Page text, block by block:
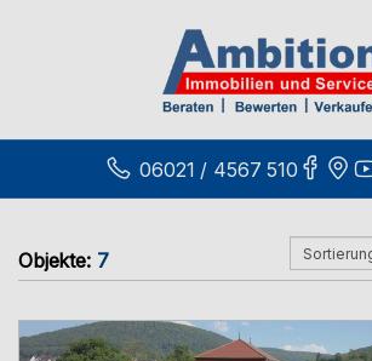
06021 / 4567 510
Objekte: 7